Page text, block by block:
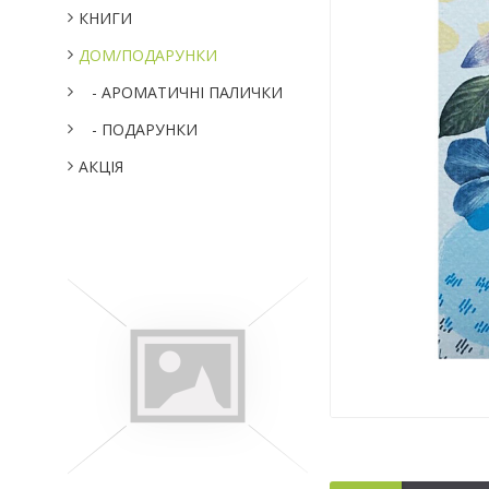
КНИГИ
ДОМ/ПОДАРУНКИ
- АРОМАТИЧНІ ПАЛИЧКИ
- ПОДАРУНКИ
АКЦІЯ